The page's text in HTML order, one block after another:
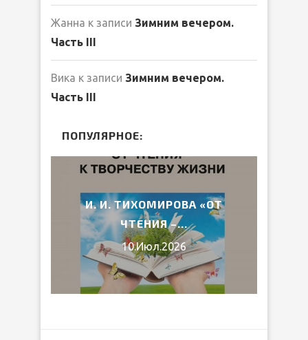
Жанна к записи Зимним вечером.
Часть III
Вика к записи Зимним вечером.
Часть III
ПОПУЛЯРНОЕ:
И. И. ТИХОМИРОВА «ОТ
ЧТЕНИЯ –...
10.Июл.2026